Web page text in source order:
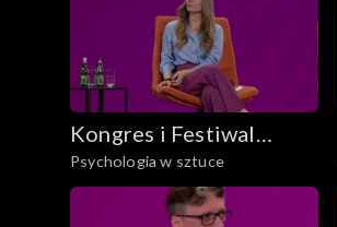
Kongres i Festiwal
Psychologiczny
Re_Mind
Psychologia w sztuce